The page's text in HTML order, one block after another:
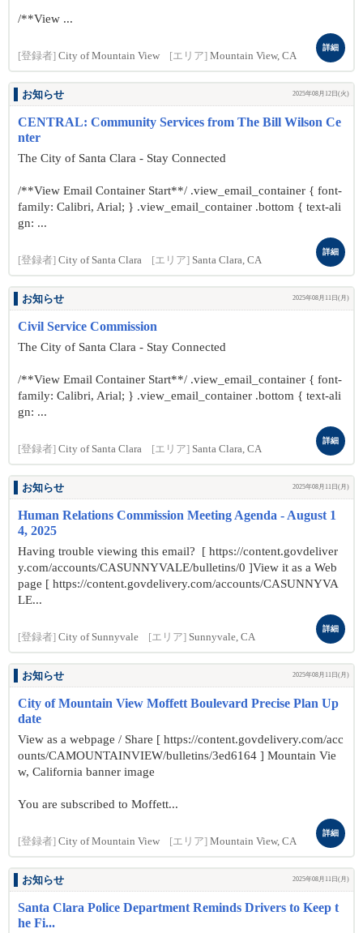
/**View ...
[登録者] City of Mountain View [エリア] Mountain View, CA
詳細
お知らせ 2025年08月12日(火)
CENTRAL: Community Services from The Bill Wilson Ce
nter
The City of Santa Clara - Stay Connected
/**View Email Container Start**/ .view_email_container { font-
family: Calibri, Arial; } .view_email_container .bottom { text-ali
gn: ...
[登録者] City of Santa Clara [エリア] Santa Clara, CA
詳細
お知らせ 2025年08月11日(月)
Civil Service Commission
The City of Santa Clara - Stay Connected
/**View Email Container Start**/ .view_email_container { font-
family: Calibri, Arial; } .view_email_container .bottom { text-ali
gn: ...
[登録者] City of Santa Clara [エリア] Santa Clara, CA
詳細
お知らせ 2025年08月11日(月)
Human Relations Commission Meeting Agenda - August 1
4, 2025
Having trouble viewing this email? [ https://content.govdeliver
y.com/accounts/CASUNNYVALE/bulletins/0 ]View it as a Web
page [ https://content.govdelivery.com/accounts/CASUNNYVA
LE...
[登録者] City of Sunnyvale [エリア] Sunnyvale, CA
詳細
お知らせ 2025年08月11日(月)
City of Mountain View Moffett Boulevard Precise Plan Up
date
View as a webpage / Share [ https://content.govdelivery.com/acc
ounts/CAMOUNTAINVIEW/bulletins/3ed6164 ] Mountain Vie
w, California banner image
You are subscribed to Moffett...
[登録者] City of Mountain View [エリア] Mountain View, CA
詳細
お知らせ 2025年08月11日(月)
Santa Clara Police Department Reminds Drivers to Keep t
he Fi...